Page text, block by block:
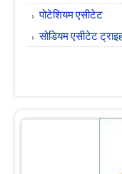
पोटेशियम एसीटेट
सोडियम एसीटेट